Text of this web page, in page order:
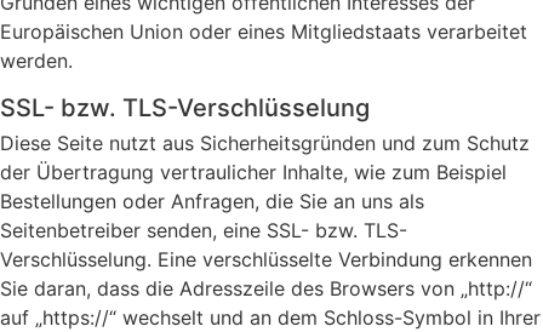
Europäischen Union oder eines Mitgliedstaats verarbeitet
werden.
SSL- bzw. TLS-Verschlüsselung
Diese Seite nutzt aus Sicherheitsgründen und zum Schutz
der Übertragung vertraulicher Inhalte, wie zum Beispiel
Bestellungen oder Anfragen, die Sie an uns als
Seitenbetreiber senden, eine SSL- bzw. TLS-
Verschlüsselung. Eine verschlüsselte Verbindung erkennen
Sie daran, dass die Adresszeile des Browsers von „http://“
auf „https://“ wechselt und an dem Schloss-Symbol in Ihrer